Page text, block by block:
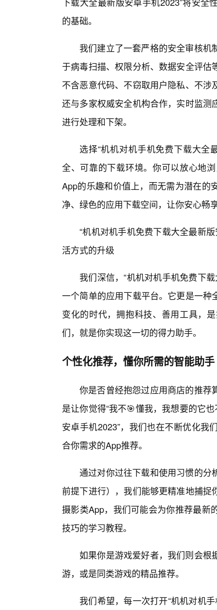
的基础。
我们建立了一套严格的安全审核
于病毒扫描、权限分析、数据安全评
不含恶意代码、不窃取用户隐私、不
还与多家权威安全机构合作，实时监
进行处理和下架。
选择“机机对机手机免费下载大全
全、可靠的下载环境。你可以放心地
App的乐趣和价值上，而无需为潜在的
净、绿色的应用下载空间，让你安心畅
“机机对机手机免费下载大全最新
活方式的升级
我们深信，“机机对机手机免费下
一个简单的应用下载平台。它更是一
变化的时代，拥抱科技、善用工具，
们，就是你实现这一切的得力助手。
个性化推荐，懂你所需的智能助手
你是否曾经抱怨过应用商店的推荐
是让你觉得“我不🎯懂我，我想要的它
安卓手机2023”，我们也在不断优化我
合你需求的App推荐。
通过对你过往下载和使用习惯的分
前提下进行），我们能够更精准地捕
摄影类App，我们可能会为你推荐最新
技巧的学习教程。
如果你是游戏爱好者，我们则会根
游，或是同类游戏的精品推荐。
我们希望，每一次打开“机机对机